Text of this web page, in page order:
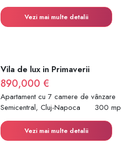
Vezi mai multe detalii
Vila de lux in Primaverii
890,000 €
Apartament cu 7 camere de vânzare
Semicentral, Cluj-Napoca
300 mp
Vezi mai multe detalii